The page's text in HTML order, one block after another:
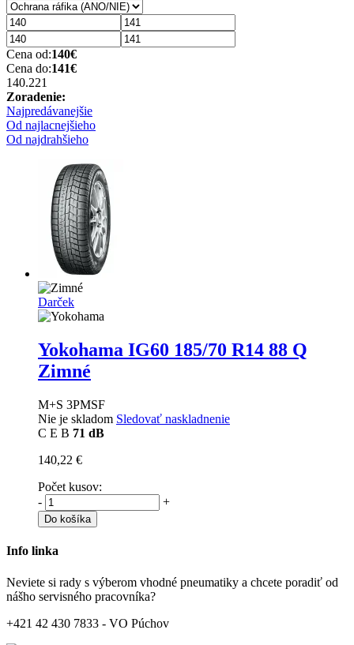
Cena od:140€
Cena do:141€
140.221
Zoradenie:
Najpredávanejšie
Od najlacnejšieho
Od najdrahšieho
Darček
Yokohama IG60 185/70 R14 88 Q
Zimné
M+S 3PMSF
Nie je skladom Sledovať naskladnenie
C E B 71 dB
140,22 €
Počet kusov:
-
+
Do košíka
Info linka
Neviete si rady s výberom vhodné pneumatiky a chcete poradiť od
nášho servisného pracovníka?
+421 42 430 7833 - VO Púchov